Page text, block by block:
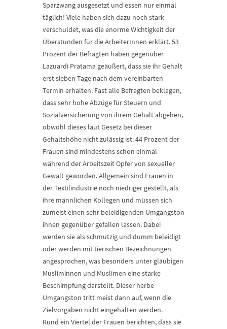
Sparzwang ausgesetzt und essen nur einmal
täglich! Viele haben sich dazu noch stark
verschuldet, was die enorme Wichtigkeit der
Überstunden für die ArbeiterInnen erklärt. 53
Prozent der Befragten haben gegenüber
Lazuardi Pratama geäußert, dass sie ihr Gehalt
erst sieben Tage nach dem vereinbarten
Termin erhalten. Fast alle Befragten beklagen,
dass sehr hohe Abzüge für Steuern und
Sozialversicherung von ihrem Gehalt abgehen,
obwohl dieses laut Gesetz bei dieser
Gehaltshöhe nicht zulässig ist. 44 Prozent der
Frauen sind mindestens schon einmal
während der Arbeitszeit Opfer von sexueller
Gewalt geworden. Allgemein sind Frauen in
der Textilindustrie noch niedriger gestellt, als
ihre männlichen Kollegen und müssen sich
zumeist einen sehr beleidigenden Umgangston
ihnen gegenüber gefallen lassen. Dabei
werden sie als schmutzig und dumm beleidigt
oder werden mit tierischen Bezeichnungen
angesprochen, was besonders unter gläubigen
Musliminnen und Muslimen eine starke
Beschimpfung darstellt. Dieser herbe
Umgangston tritt meist dann auf, wenn die
Zielvorgaben nicht eingehalten werden.
Rund ein Viertel der Frauen berichten, dass sie